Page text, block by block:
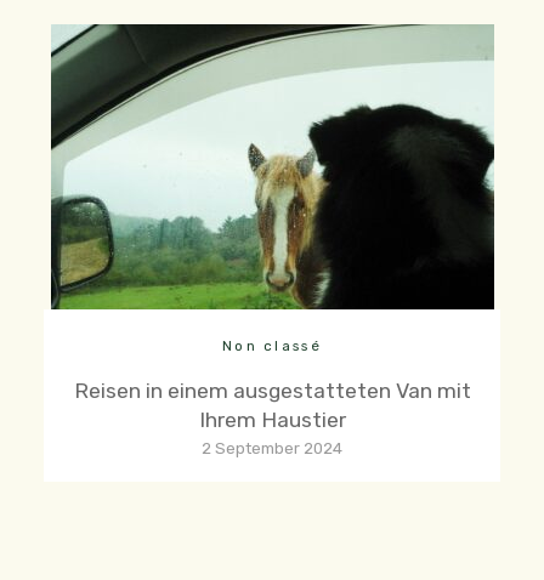
Non classé
Reisen in einem ausgestatteten Van mit
Ihrem Haustier
2 September 2024